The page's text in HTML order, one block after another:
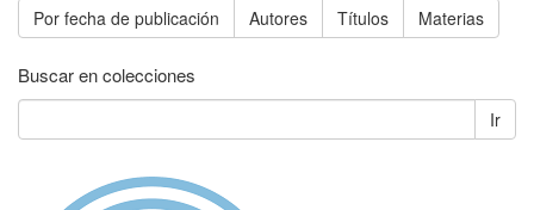
Por fecha de publicación Autores Títulos Materias
Buscar en colecciones
Ir